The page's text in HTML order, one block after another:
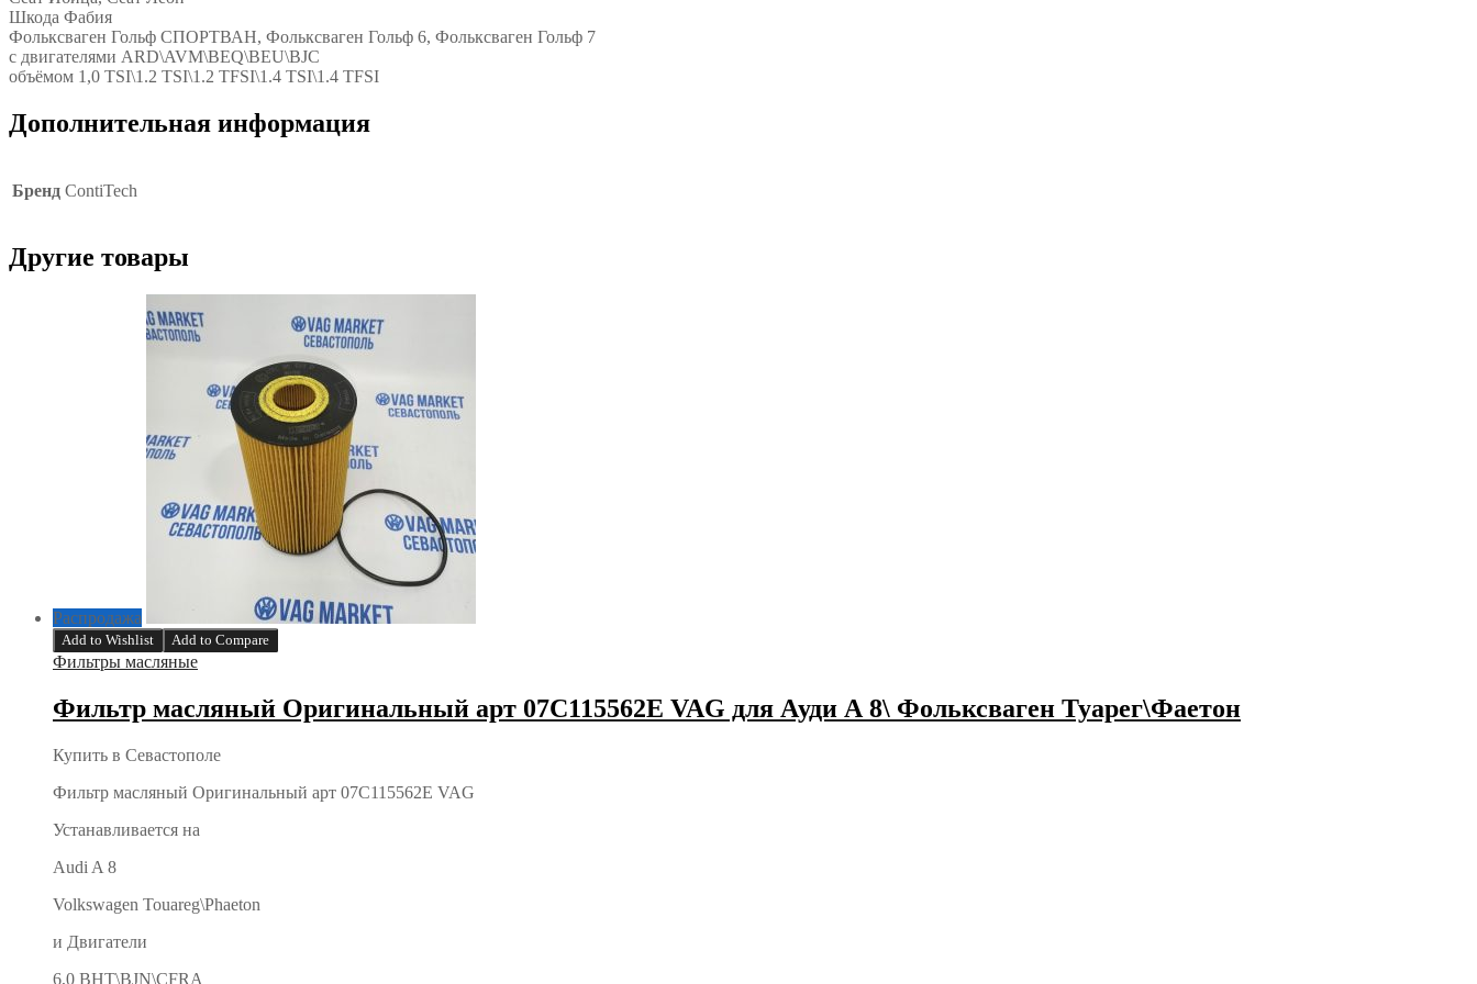
3
Сеат
Ибица,
Сеат
Фабия
СПОРТВАН,
6,
Фольксваген
Шкода Фабия
Фольксваген Гольф СПОРТВАН, Фольксваген Гольф 6, Фольксваген Гольф 7
с двигателями ARD\AVM\BEQ\BEU\BJC
объёмом 1,0 TSI\1.2 TSI\1.2 TFSI\1.4 TSI\1.4 TFSI
Дополнительная информация
Бренд ContiTech
Другие товары
Распродажа
Add to Wishlist Add to Compare
Фильтры масляные
Фильтр масляный Оригинальный арт 07C115562E VAG для Ауди А 8\ Фольксваген Туарег\Фаетон
Купить в Севастополе
Фильтр масляный Оригинальный арт 07C115562E VAG
Устанавливается на
Audi A 8
Volkswagen Touareg\Phaeton
и Двигатели
6,0 BHT\BJN\CFRA